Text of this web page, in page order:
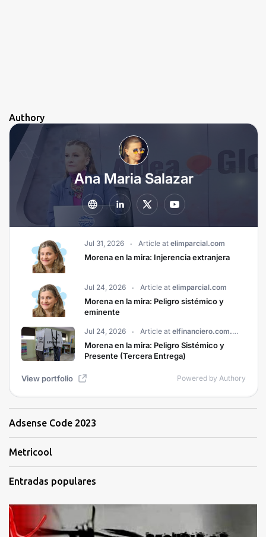
Authory
Adsense Code 2023
Metricool
Entradas populares